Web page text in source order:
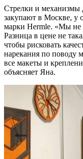
Стрелки и механизмы
закупают в Москве, у
марки Hermle. «Мы не
Разница в цене не
чтобы рисковать
нарекания по поводу
все макеты и
объясняет Яна.